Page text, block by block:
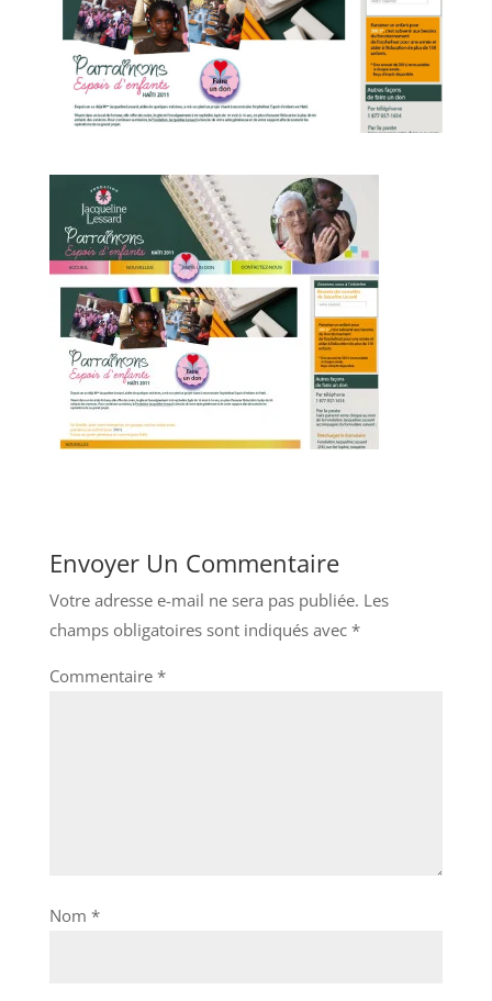
Envoyer Un Commentaire
Votre adresse e-mail ne sera pas publiée. Les
champs obligatoires sont indiqués avec *
Commentaire *
Nom *